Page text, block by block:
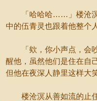
「哈哈哈……」楼沧溟
中的伍青灵也跟着他整个
「欸，你小声点，会吵
醒他，虽然他们是住在自
但他在夜深人静里这样大
楼沧溟从善如流的止住